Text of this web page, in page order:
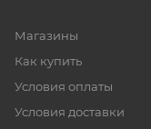
Магазины
Как купить
Условия оплаты
Условия доставки